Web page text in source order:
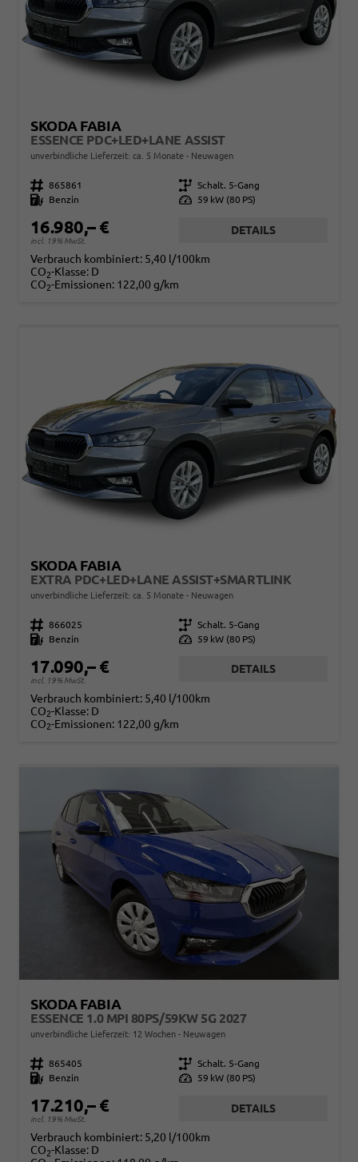
SKODA FABIA
ESSENCE PDC+LED+LANE ASSIST
unverbindliche Lieferzeit: ca. 5 Monate Neuwagen
Fahrzeugnr. 865861 Getriebe Schalt. 5-Gang
Kraftstoff
Benzin Leistung 59 kW (80 PS)
16.980,– €
incl. 19% MwSt.
DETAILS
Verbrauch kombiniert: 5,40 l/100km
CO2-Klasse: D
CO2-Emissionen: 122,00 g/km
SKODA FABIA
EXTRA PDC+LED+LANE ASSIST+SMARTLINK
unverbindliche Lieferzeit: ca. 5 Monate Neuwagen
Fahrzeugnr. 866025 Getriebe Schalt. 5-Gang
Kraftstoff
Benzin Leistung 59 kW (80 PS)
17.090,– €
incl. 19% MwSt.
DETAILS
Verbrauch kombiniert: 5,40 l/100km
CO2-Klasse: D
CO2-Emissionen: 122,00 g/km
SKODA FABIA
ESSENCE 1.0 MPI 80PS/59KW 5G 2027
unverbindliche Lieferzeit: 12 Wochen Neuwagen
Fahrzeugnr. 865405 Getriebe Schalt. 5-Gang
Kraftstoff
Benzin Leistung 59 kW (80 PS)
17.210,– €
incl. 19% MwSt.
DETAILS
Verbrauch kombiniert: 5,20 l/100km
CO2-Klasse: D